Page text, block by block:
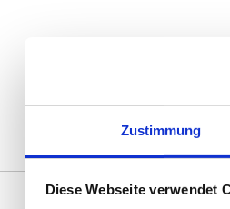
Zustimmung
Diese Webseite verwendet